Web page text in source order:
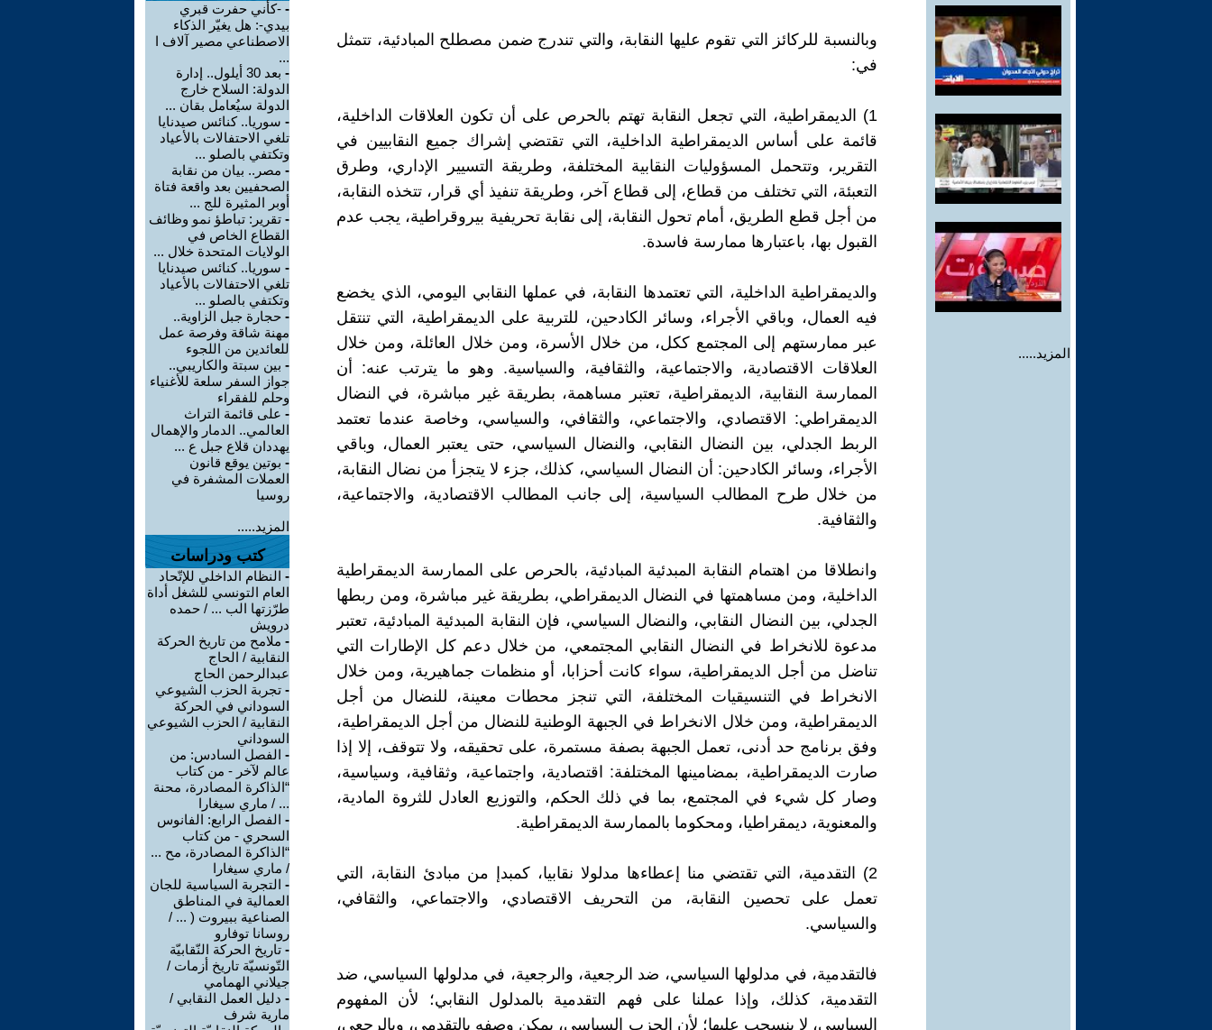
المزيد.....
وبالنسبة للركائز التي تقوم عليها النقابة، والتي تندرج ضمن مصطلح المبادئية، تتمثل
في:
1) الديمقراطية، التي تجعل النقابة تهتم بالحرص على أن تكون العلاقات الداخلية،
قائمة على أساس الديمقراطية الداخلية، التي تقتضي إشراك جميع النقابيين في
التقرير، وتتحمل المسؤوليات النقابية المختلفة، وطريقة التسيير الإداري، وطرق
التعبئة، التي تختلف من قطاع، إلى قطاع آخر، وطريقة تنفيذ أي قرار، تتخذه النقابة،
من أجل قطع الطريق، أمام تحول النقابة، إلى نقابة تحريفية بيروقراطية، يجب عدم
القبول بها، باعتبارها ممارسة فاسدة.
والديمقراطية الداخلية، التي تعتمدها النقابة، في عملها النقابي اليومي، الذي يخضع
فيه العمال، وباقي الأجراء، وسائر الكادحين، للتربية على الديمقراطية، التي تنتقل
عبر ممارستهم إلى المجتمع ككل، من خلال الأسرة، ومن خلال العائلة، ومن خلال
العلاقات الاقتصادية، والاجتماعية، والثقافية، والسياسية. وهو ما يترتب عنه: أن
الممارسة النقابية، الديمقراطية، تعتبر مساهمة، بطريقة غير مباشرة، في النضال
الديمقراطي: الاقتصادي، والاجتماعي، والثقافي، والسياسي، وخاصة عندما تعتمد
الربط الجدلي، بين النضال النقابي، والنضال السياسي، حتى يعتبر العمال، وباقي
الأجراء، وسائر الكادحين: أن النضال السياسي، كذلك، جزء لا يتجزأ من نضال النقابة،
من خلال طرح المطالب السياسية، إلى جانب المطالب الاقتصادية، والاجتماعية،
والثقافية.
وانطلاقا من اهتمام النقابة المبدئية المبادئية، بالحرص على الممارسة الديمقراطية
الداخلية، ومن مساهمتها في النضال الديمقراطي، بطريقة غير مباشرة، ومن ربطها
الجدلي، بين النضال النقابي، والنضال السياسي، فإن النقابة المبدئية المبادئية، تعتبر
مدعوة للانخراط في النضال النقابي المجتمعي، من خلال دعم كل الإطارات التي
تناضل من أجل الديمقراطية، سواء كانت أحزابا، أو منظمات جماهيرية، ومن خلال
الانخراط في التنسيقيات المختلفة، التي تنجز محطات معينة، للنضال من أجل
الديمقراطية، ومن خلال الانخراط في الجبهة الوطنية للنضال من أجل الديمقراطية،
وفق برنامج حد أدنى، تعمل الجبهة بصفة مستمرة، على تحقيقه، ولا تتوقف، إلا إذا
صارت الديمقراطية، بمضامينها المختلفة: اقتصادية، واجتماعية، وثقافية، وسياسية،
وصار كل شيء في المجتمع، بما في ذلك الحكم، والتوزيع العادل للثروة المادية،
والمعنوية، ديمقراطيا، ومحكوما بالممارسة الديمقراطية.
2) التقدمية، التي تقتضي منا إعطاءها مدلولا نقابيا، كمبدإ من مبادئ النقابة، التي
تعمل على تحصين النقابة، من التحريف الاقتصادي، والاجتماعي، والثقافي،
والسياسي.
فالتقدمية، في مدلولها السياسي، ضد الرجعية، والرجعية، في مدلولها السياسي، ضد
التقدمية، كذلك، وإذا عملنا على فهم التقدمية بالمدلول النقابي؛ لأن المفهوم
السياسي، لا ينسحب عليها؛ لأن الحزب السياسي، يمكن وصفه بالتقدمي، وبالرجعي،
- -كأني حفرت قبري
بيدي-: هل يغيّر الذكاء
الاصطناعي مصير آلاف ا
...
-
بعد 30 أيلول.. إدارة
الدولة: السلاح خارج
الدولة سيُعامل بقان ...
- سوريا.. كنائس صيدنايا
تلغي الاحتفالات بالأعياد
وتكتفي بالصلو ...
- مصر.. بيان من نقابة
الصحفيين بعد واقعة فتاة
أوبر المثيرة للج ...
- تقرير: تباطؤ نمو وظائف
القطاع الخاص في
الولايات المتحدة خلال ...
- سوريا.. كنائس صيدنايا
تلغي الاحتفالات بالأعياد
وتكتفي بالصلو ...
- حجارة جبل الزاوية..
مهنة شاقة وفرصة عمل
للعائدين من اللجوء
- بين سبتة والكاريبي..
جواز السفر سلعة للأغنياء
وحلم للفقراء
- على قائمة التراث
العالمي.. الدمار والإهمال
يهددان قلاع جبل ع ...
- بوتين يوقع قانون
العملات المشفرة في
روسيا
المزيد.....
كتب ودراسات
- النظام الداخلي للإتّحاد
العام التونسي للشغل أداة
طرّزتها الب ... / حمده
درويش
- ملامح من تاريخ الحركة
النقابية / الحاج
عبدالرحمن الحاج
- تجربة الحزب الشيوعي
السوداني في الحركة
النقابية / الحزب الشيوعي
السوداني
- الفصل السادس: من
عالم لآخر - من كتاب
“الذاكرة المصادرة، محنة
... / ماري سيغارا
- الفصل الرابع: الفانوس
السحري - من كتاب
“الذاكرة المصادرة، مح ...
/ ماري سيغارا
- التجربة السياسية للجان
العمالية في المناطق
الصناعية ببيروت ( ... /
روسانا توفارو
- تاريخ الحركة النّقابيّة
التّونسيّة تاريخ أزمات /
جيلاني الهمامي
- دليل العمل النقابي /
مارية شرف